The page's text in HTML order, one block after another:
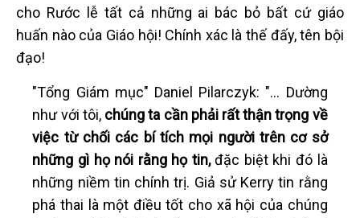
cho Rước lễ tất cả những ai bác bỏ bất cứ giáo
huấn nào của Giáo hội! Chính xác là thế đấy, tên bội
đạo!
"Tổng Giám mục" Daniel Pilarczyk: "... Dường
như với tôi, chúng ta cần phải rất thận trọng về
việc từ chối các bí tích mọi người trên cơ sở
những gì họ nói rằng họ tin,đặc biệt khi đó là
những niềm tin chính trị. Giả sử Kerry tin rằng
phá thai là một điều tốt cho xã hội của chúng